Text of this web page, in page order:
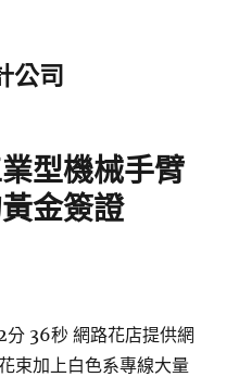
公司
型機械手臂
金簽證
分 36秒 網路花店提供網
束加上白色系專線大量